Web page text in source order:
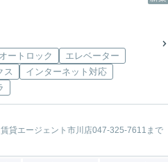
オートロック
エレベーター
ス
インターネット対応
貸エージェント市川店047-325-7611まで